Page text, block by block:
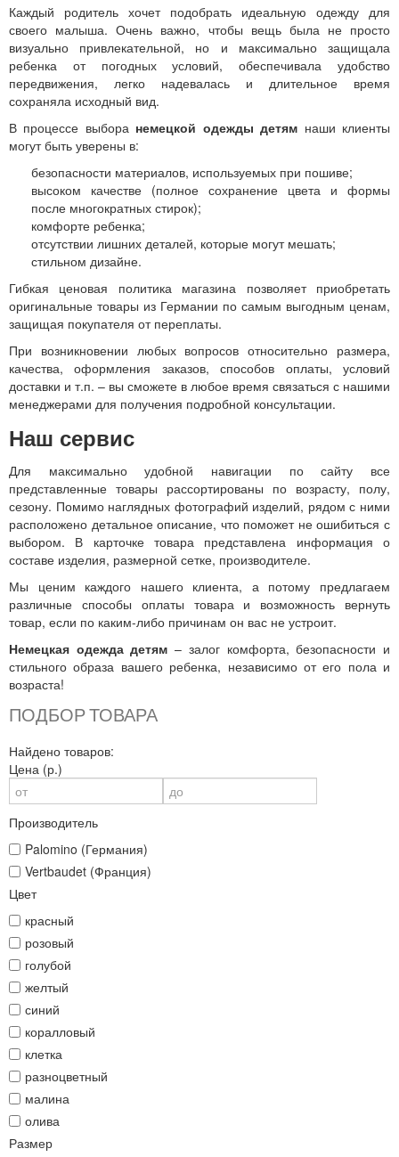
Каждый родитель хочет подобрать идеальную одежду для
своего малыша. Очень важно, чтобы вещь была не просто
визуально привлекательной, но и максимально защищала
ребенка от погодных условий, обеспечивала удобство
передвижения, легко надевалась и длительное время
сохраняла исходный вид.
В процессе выбора немецкой одежды детям наши клиенты
могут быть уверены в:
безопасности материалов, используемых при пошиве;
высоком качестве (полное сохранение цвета и формы
после многократных стирок);
комфорте ребенка;
отсутствии лишних деталей, которые могут мешать;
стильном дизайне.
Гибкая ценовая политика магазина позволяет приобретать
оригинальные товары из Германии по самым выгодным ценам,
защищая покупателя от переплаты.
При возникновении любых вопросов относительно размера,
качества, оформления заказов, способов оплаты, условий
доставки и т.п. – вы сможете в любое время связаться с нашими
менеджерами для получения подробной консультации.
Наш сервис
Для максимально удобной навигации по сайту все
представленные товары рассортированы по возрасту, полу,
сезону. Помимо наглядных фотографий изделий, рядом с ними
расположено детальное описание, что поможет не ошибиться с
выбором. В карточке товара представлена информация о
составе изделия, размерной сетке, производителе.
Мы ценим каждого нашего клиента, а потому предлагаем
различные способы оплаты товара и возможность вернуть
товар, если по каким-либо причинам он вас не устроит.
Немецкая одежда детям – залог комфорта, безопасности и
стильного образа вашего ребенка, независимо от его пола и
возраста!
ПОДБОР ТОВАРА
Найдено товаров:
Цена (р.)
Производитель
Palomino (Германия)
Vertbaudet (Франция)
Цвет
красный
розовый
голубой
желтый
синий
коралловый
клетка
разноцветный
малина
олива
Размер